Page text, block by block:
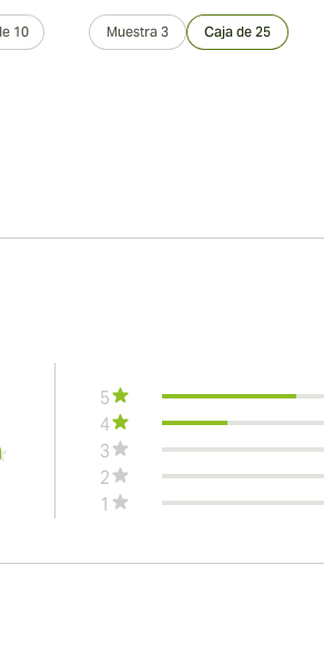
10 Muestra 3 Caja de 25
5
4
3
2
1